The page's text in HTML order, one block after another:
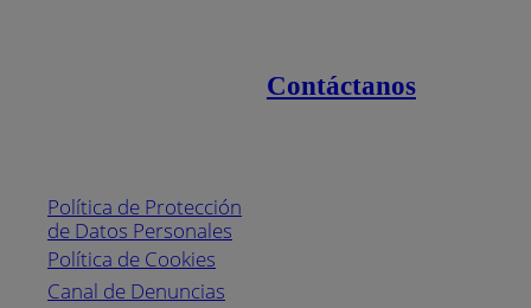
Política de Protección
de Datos Personales
Política de Cookies
Canal de Denuncias
Contáctanos